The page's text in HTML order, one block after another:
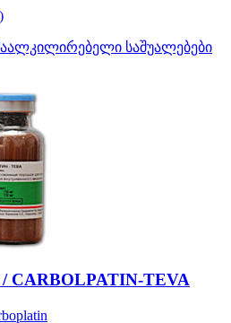
საშუალებები
CARBOLPATIN-TEVA